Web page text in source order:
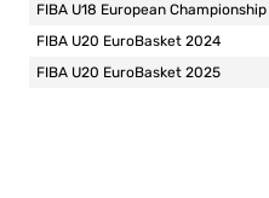
FIBA U18 European
FIBA U20 EuroBasket 2024
FIBA U20 EuroBasket 2025